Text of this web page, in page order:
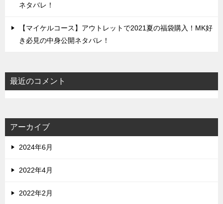
ネタバレ！
【マイケルコース】アウトレットで2021夏の福袋購入！MK好
き必見の中身公開ネタバレ！
最近のコメント
アーカイブ
2024年6月
2022年4月
2022年2月